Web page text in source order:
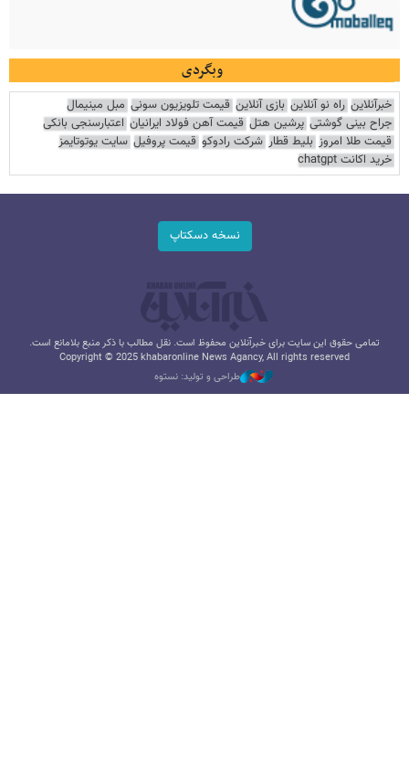
وبگردی
خبرآنلاین راه نو آنلاین بازی آنلاین قیمت تلویزیون سونی مبل مینیمال
جراح بینی گوشتی پرشین هتل قیمت آهن فولاد ایرانیان اعتبارسنجی بانکی
قیمت طلا امروز بلیط قطار شرکت رادوکو قیمت پروفیل سایت یوتوتایمز
خرید اکانت chatgpt
نسخه دسکتاپ
تمامی حقوق این سایت برای خبرآنلاین محفوظ است. نقل مطالب با ذکر منبع بلامانع است.
Copyright © 2025 khabaronline News Agancy, All rights reserved
طراحی و تولید: نستوه